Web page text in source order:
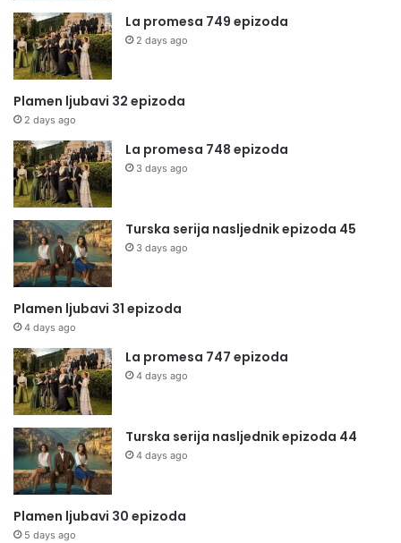
La promesa 749 epizoda
2 days ago
Plamen ljubavi 32 epizoda
2 days ago
La promesa 748 epizoda
3 days ago
Turska serija nasljednik epizoda 45
3 days ago
Plamen ljubavi 31 epizoda
4 days ago
La promesa 747 epizoda
4 days ago
Turska serija nasljednik epizoda 44
4 days ago
Plamen ljubavi 30 epizoda
5 days ago